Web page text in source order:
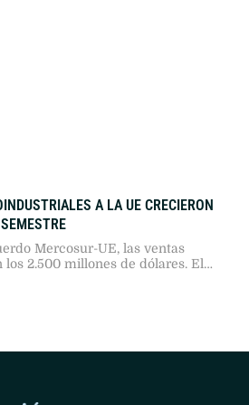
A LA UE CRECIERON
Mercosur-UE, las ventas
2.500 millones de dólares. El
lideraron los